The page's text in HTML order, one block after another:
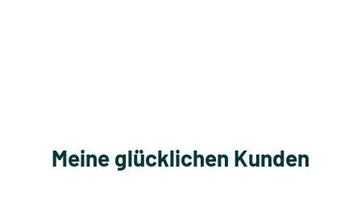
Meine glücklichen Kunden